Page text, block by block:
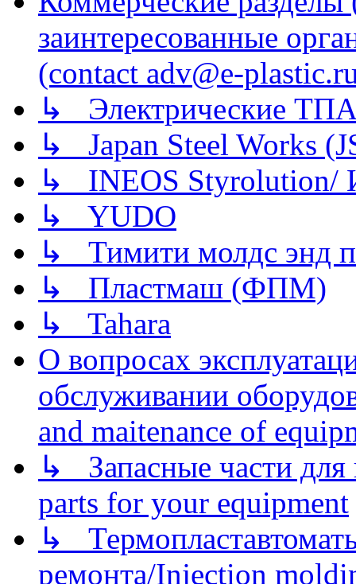
заинтересованные
(contact adv@e-
↳ Электрические
↳ Japan Steel Works
↳ INEOS
↳ YUDO
↳ Тимити молдс энд
↳ Пластмаш (ФПМ)
↳ Tahara
О вопросах
обслуживании
and maitenance of
↳ Запасные части для
parts for your equipment
↳
ремонта/Injection